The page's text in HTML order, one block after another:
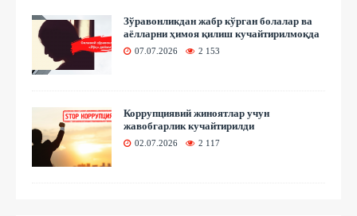
Зўравонликдан жабр кўрган болалар ва
аёлларни ҳимоя қилиш кучайтирилмоқда
07.07.2026 2 153
Коррупциявий жиноятлар учун
жавобгарлик кучайтирилди
02.07.2026 2 117